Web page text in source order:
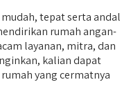
tepat serta andal
rumah angan-
layanan, mitra, dan
kalian dapat
yang cermatnya